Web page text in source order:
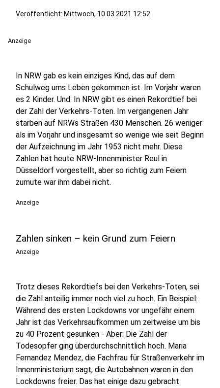
Veröffentlicht: Mittwoch, 10.03.2021 12:52
Anzeige
In NRW gab es kein einziges Kind, das auf dem
Schulweg ums Leben gekommen ist. Im Vorjahr waren
es 2 Kinder. Und: In NRW gibt es einen Rekordtief bei
der Zahl der Verkehrs-Toten. Im vergangenen Jahr
starben auf NRWs Straßen 430 Menschen. 26 weniger
als im Vorjahr und insgesamt so wenige wie seit Beginn
der Aufzeichnung im Jahr 1953 nicht mehr. Diese
Zahlen hat heute NRW-Innenminister Reul in
Düsseldorf vorgestellt, aber so richtig zum Feiern
zumute war ihm dabei nicht.
Anzeige
Zahlen sinken – kein Grund zum Feiern
Anzeige
Trotz dieses Rekordtiefs bei den Verkehrs-Toten, sei
die Zahl anteilig immer noch viel zu hoch. Ein Beispiel:
Während des ersten Lockdowns vor ungefähr einem
Jahr ist das Verkehrsaufkommen um zeitweise um bis
zu 40 Prozent gesunken - Aber: Die Zahl der
Todesopfer ging überdurchschnittlich hoch. Maria
Fernandez Mendez, die Fachfrau für Straßenverkehr im
Innenministerium sagt, die Autobahnen waren in den
Lockdowns freier. Das hat einige dazu gebracht